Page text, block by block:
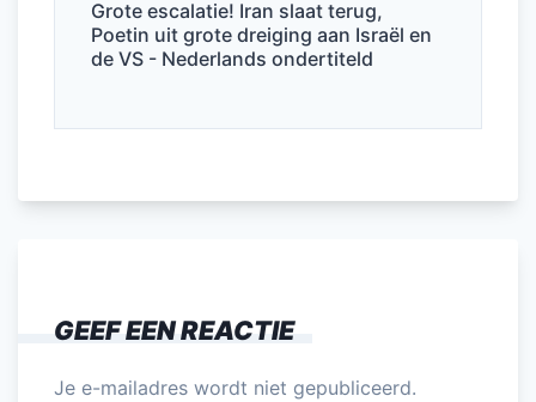
Grote escalatie! Iran slaat terug,
Poetin uit grote dreiging aan Israël en
de VS - Nederlands ondertiteld
GEEF EEN REACTIE
Je e-mailadres wordt niet gepubliceerd.